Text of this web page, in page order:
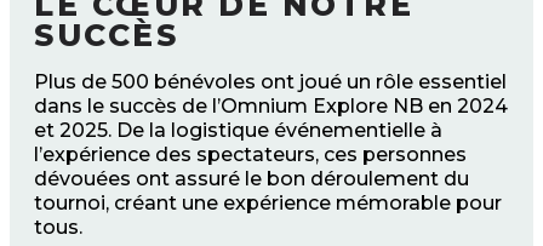
SUCCÈS
Plus de 500 bénévoles ont joué un rôle essentiel
dans le succès de l’Omnium Explore NB en 2024
et 2025. De la logistique événementielle à
l’expérience des spectateurs, ces personnes
dévouées ont assuré le bon déroulement du
tournoi, créant une expérience mémorable pour
tous.